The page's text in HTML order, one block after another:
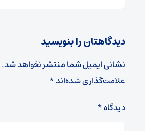
دیدگاهتان را بنویسید
نشانی ایمیل شما منتشر نخواهد شد.
علامت‌گذاری شده‌اند*
دیدگاه*